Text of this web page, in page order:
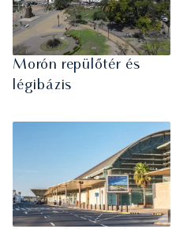
Morón repülőtér és
légibázis